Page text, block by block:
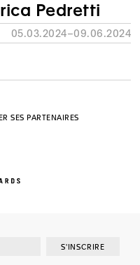
Pedretti
05.03.2024–09.06.2024
SES PARTENAIRES
S'INSCRIRE